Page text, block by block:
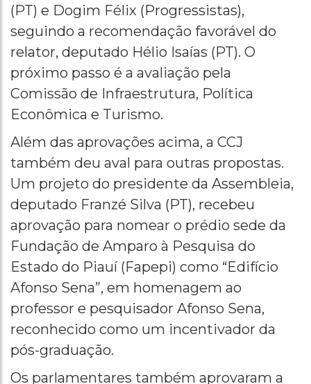
(PT) e Dogim Félix (Progressistas),
seguindo a recomendação favorável do
relator, deputado Hélio Isaías (PT). O
próximo passo é a avaliação pela
Comissão de Infraestrutura, Política
Econômica e Turismo.
Além das aprovações acima, a CCJ
também deu aval para outras propostas.
Um projeto do presidente da Assembleia,
deputado Franzé Silva (PT), recebeu
aprovação para nomear o prédio sede da
Fundação de Amparo à Pesquisa do
Estado do Piauí (Fapepi) como “Edifício
Afonso Sena”, em homenagem ao
professor e pesquisador Afonso Sena,
reconhecido como um incentivador da
pós-graduação.
Os parlamentares também aprovaram a